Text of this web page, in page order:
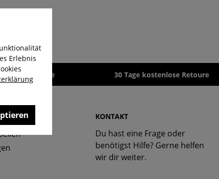
1-3 Werktage 30 Tage kostenlose Retoure
FAQ KONTAKT
Du hast eine Frage oder
benötigst Hilfe? Gerne helfen
wir dir weiter.
Erlebnis